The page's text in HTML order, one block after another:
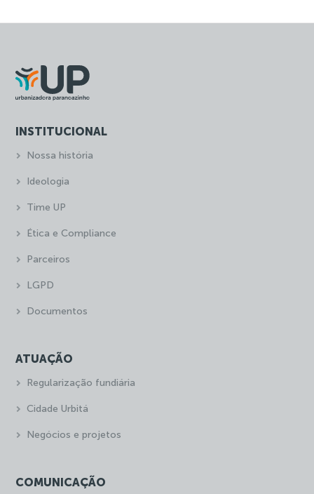
INSTITUCIONAL
Nossa história
Ideologia
Time UP
Ética e Compliance
Parceiros
LGPD
Documentos
ATUAÇÃO
Regularização fundiária
Cidade Urbitá
Negócios e projetos
COMUNICAÇÃO